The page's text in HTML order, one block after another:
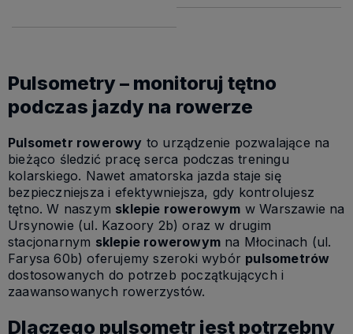
koszyka
Pulsometry – monitoruj tętno
podczas jazdy na rowerze
Pulsometr rowerowy to urządzenie pozwalające na
bieżąco śledzić pracę serca podczas treningu
kolarskiego. Nawet amatorska jazda staje się
bezpieczniejsza i efektywniejsza, gdy kontrolujesz
tętno. W naszym sklepie rowerowym w Warszawie na
Ursynowie (ul. Kazoory 2b) oraz w drugim
stacjonarnym sklepie rowerowym na Młocinach (ul.
Farysa 60b) oferujemy szeroki wybór pulsometrów
dostosowanych do potrzeb początkujących i
zaawansowanych rowerzystów.
Dlaczego pulsometr jest potrzebny